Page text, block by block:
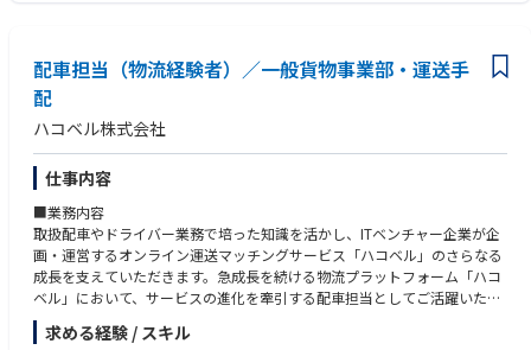
テムなど、複数手段を組み合わせたソリューションの企画・立案・推進を
担っていただきます。
・0→1フェーズの事業開発に携わりながら、仮説構築から顧客接点、サー
ビス提供体制の構築まで一貫して関与いただけるポジションです。
③物流業界のネクストスタンダードを創っていく事業
様々な課題を抱えている物流業界における構造的な課題を解決すること
で、物流を起点に日本の産業を支える存在となることを目指しており、そ
の社会的意義や使命感を肌で味わえる環境です。
【キャリアパス】
成長中の組織であるため、実績次第で幅広いキャリアパスを描くことがで
きます。
【求める人物像】
・当社のミッションに共感をいただける方
・圧倒的な解像度をもとにしたリアリティのある課題設定や戦略実行がで
きる方
・業界の常識を変えることを厭わず、社会に大きな影響を与えられる仕事
がしたい方
・スピード感ある環境で、常識にとらわれず新しい取り組みに果敢にチャ
レンジしたい方
・自らオーナーシップを持ち、周囲を巻き込みながら実行に移せる方
配車担当（物流経験者）／一般貨物事業部・運送手
配
ハコベル株式会社
仕事内容
■業務内容
取扱配車やドライバー業務で培った知識を活かし、ITベンチャー企業が企
画・運営するオンライン運送マッチングサービス「ハコベル」のさらなる
成長を支えていただきます。急成長を続ける物流プラットフォーム「ハコ
ベル」において、サービスの進化を牽引する配車担当としてご活躍いただ
ける方を募集しています。
求める経験 / スキル